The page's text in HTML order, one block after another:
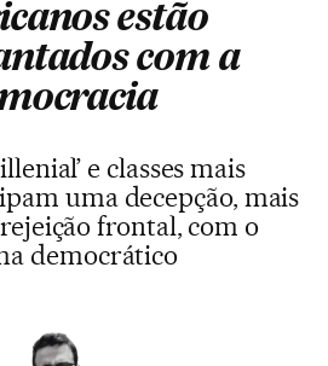
estão
com a
e classes mais
uma decepção, mais
frontal, com o
democrático